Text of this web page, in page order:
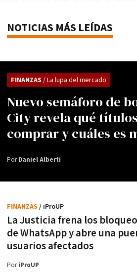
NOTICIAS MÁS LEÍDAS
Nuevo semáforo de
City revela qué
comprar y cuáles es
FINANZAS / La lupa del mercado
PorDaniel Alberti
La Justicia frena los
de WhatsApp y abre una
usuarios afectados
FINANZAS / iProUP
PoriProUP